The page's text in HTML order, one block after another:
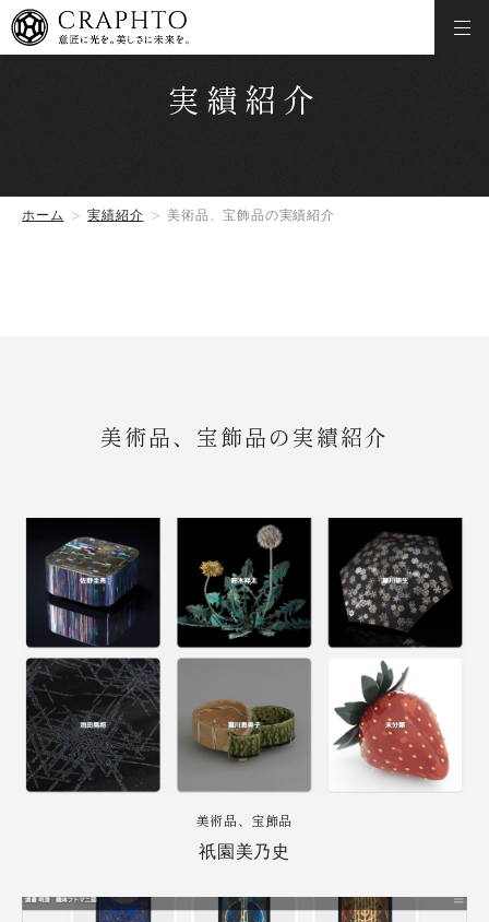
実績紹介
ホーム 実績紹介 美術品、宝飾品の実績紹介
美術品、宝飾品の実績紹介
美術品、宝飾品
祇園美乃史